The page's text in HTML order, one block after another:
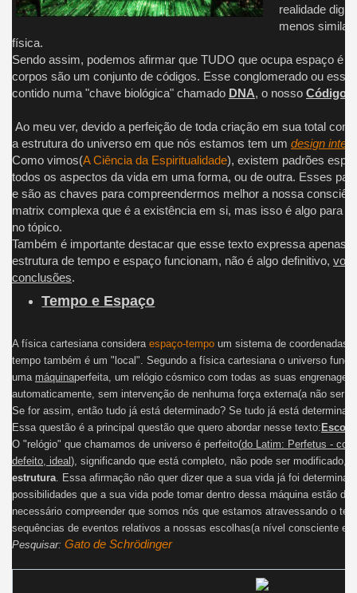
realidade
menos similar
física.
Sendo assim, podemos afirmar que TUDO que ocupa espaço é
corpos são um conjunto de códigos. Esse conglomerado ou esse
contido numa "chave biológica" chamado DNA, o nosso Código
Ao meu ver, devido a perfeição de toda criação em sua total
a estrutura do universo em que nós estamos tem um design
Como vimos(A Ciência da Espiritualidade), existem padrões
todos os aspectos da vida em uma forma, ou de outra. Esses
e são as chaves para compreendermos melhor a nossa
matrix complexa que é a existência em si, mas isso é algo para
no tópico.
Também é importante destacar que esse texto expressa apenas
estrutura de tempo e espaço funcionam, não é algo definitivo,
conclusões.
Tempo e Espaço
A física cartesiana considera espaço-tempoum sistema de coordenadas,
tempo também é um "local". Segundo a física cartesiana o universo
uma máquinaperfeita, um relógio cósmico com todas as suas
automaticamente, sem intervenção de nenhuma força externa(a não ser
Se for assim, então tudo já está determinado? Se tudo já está
Essa questão é a principal questão que quero abordar nesse texto:
O "relógio" que chamamos de universo é perfeito(do Latim: Perfetus -
defeito, ideal), significando que está completo, não pode ser modificado,
estrutura. Essa afirmação não quer dizer que a sua vida já foi
possibilidades que a sua vida pode tomar dentro dessa máquina estão
necessário compreender que somos nós que estamos atravessando o
sequências de eventos relativos a nossas escolhas(a nível consciente e
Pesquisar: Gato de Schrödinger